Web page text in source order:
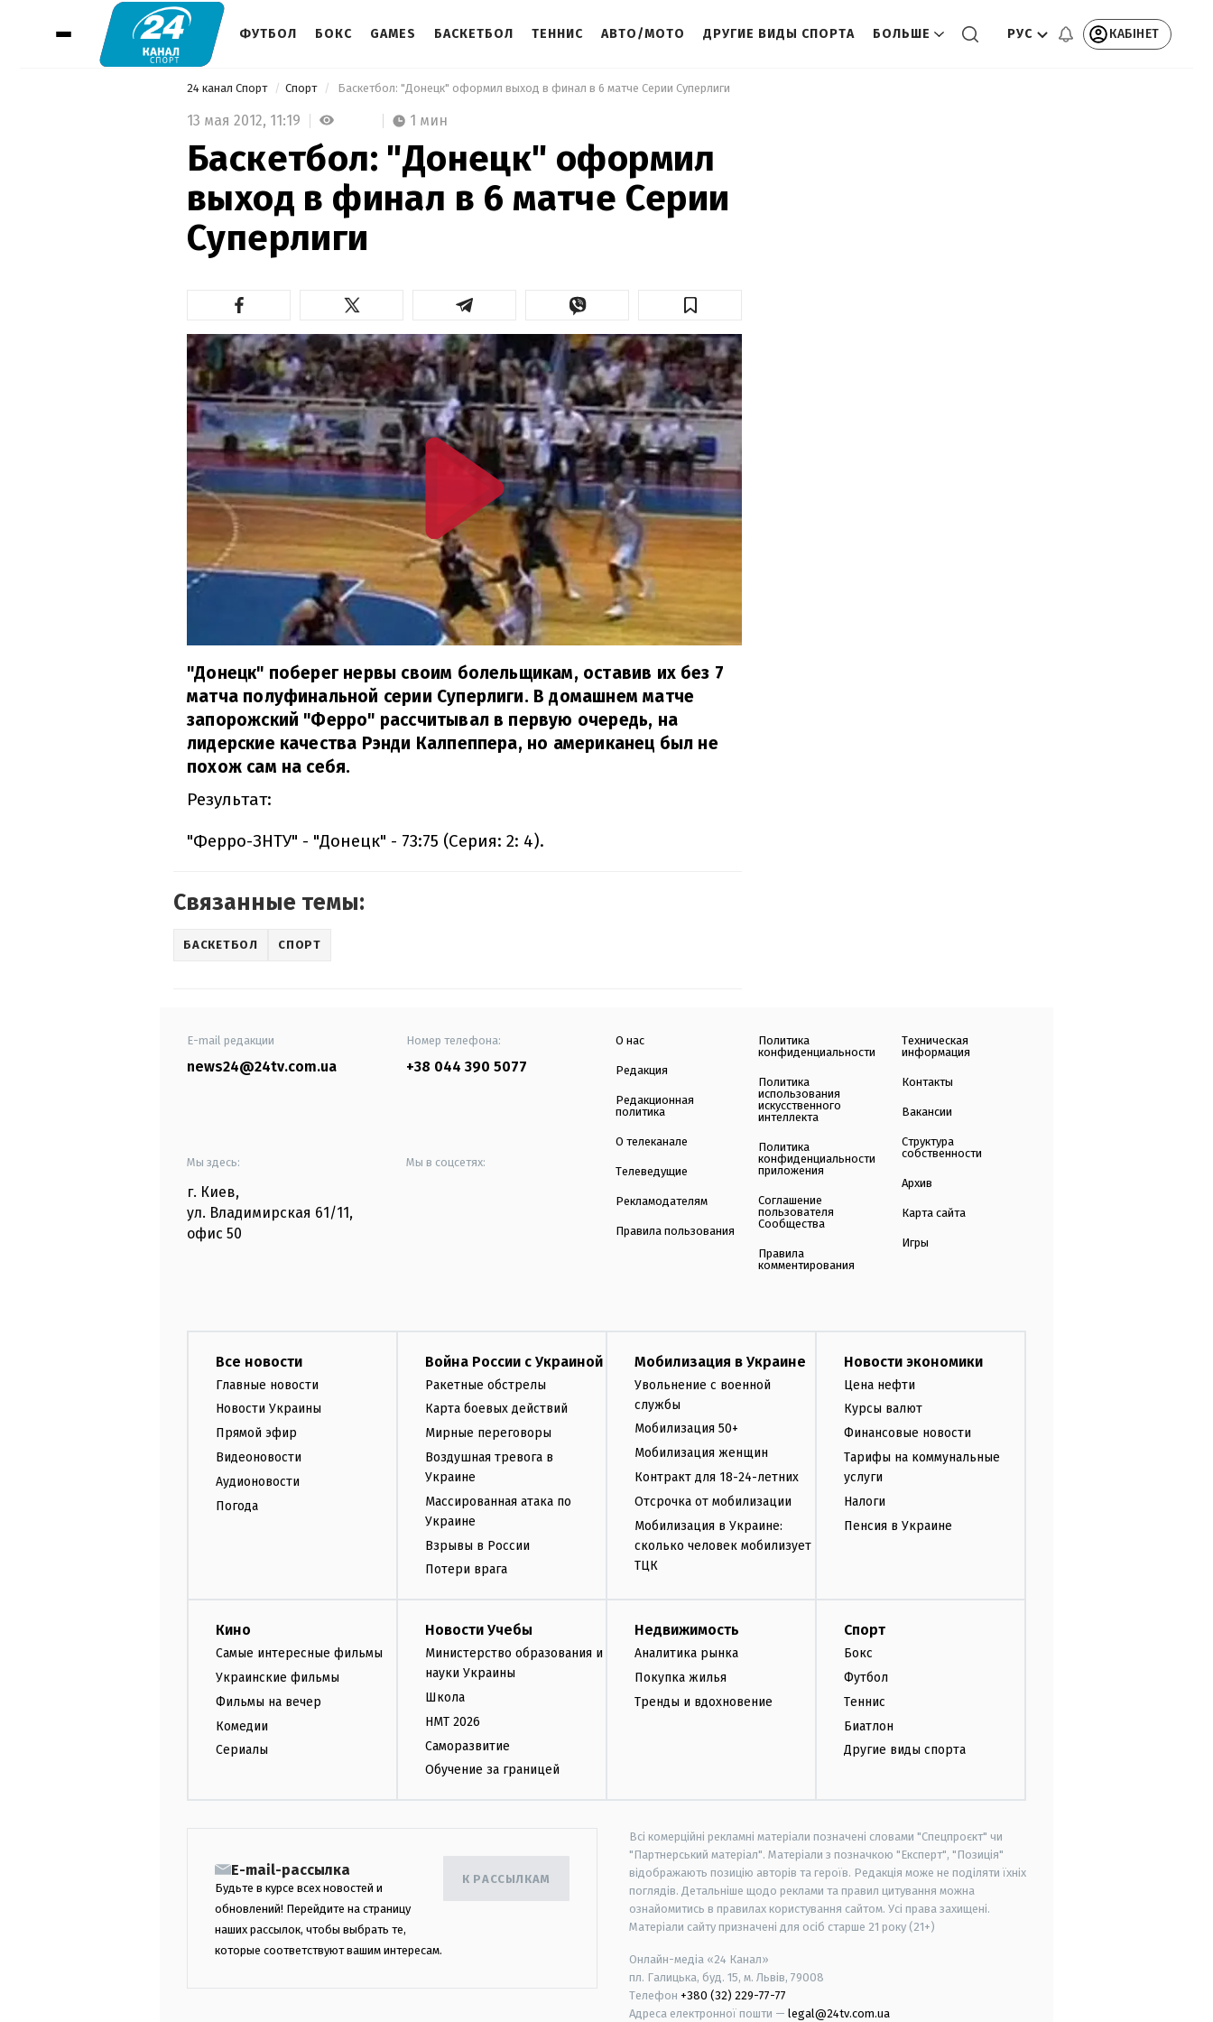
ФУТБОЛ БОКС GAMES БАСКЕТБОЛ ТЕННИС АВТО/МОТО ДРУГИЕ ВИДЫ СПОРТА БОЛЬШЕ РУС КАБІНЕТ
24 канал Спорт Спорт Баскетбол: "Донецк" оформил выход в финал в 6 матче Серии Суперлиги
13 мая 2012, 11:19 1 мин
Баскетбол: "Донецк" оформил
выход в финал в 6 матче Серии
Суперлиги
"Донецк" поберег нервы своим болельщикам, оставив их без 7
матча полуфинальной серии Суперлиги. В домашнем матче
запорожский "Ферро" рассчитывал в первую очередь, на
лидерские качества Рэнди Калпеппера, но американец был не
похож сам на себя.
Результат:
"Ферро-ЗНТУ" - "Донецк" - 73:75 (Серия: 2: 4).
Связанные темы:
БАСКЕТБОЛ СПОРТ
E-mail редакции
news24@24tv.com.ua
Номер телефона:
+38 044 390 5077
Мы здесь:
г. Киев,
ул. Владимирская 61/11,
офис 50
Мы в соцсетях:
О нас
Редакция
Редакционная
политика
О телеканале
Телеведущие
Рекламодателям
Правила пользования
Политика
конфиденциальности
Политика
использования
искусственного
интеллекта
Политика
конфиденциальности
приложения
Соглашение
пользователя
Сообщества
Правила
комментирования
Техническая
информация
Контакты
Вакансии
Структура
собственности
Архив
Карта сайта
Игры
Все новости
Главные новости
Новости Украины
Прямой эфир
Видеоновости
Аудионовости
Погода
Война России с Украиной
Ракетные обстрелы
Карта боевых действий
Мирные переговоры
Воздушная тревога в
Украине
Массированная атака по
Украине
Взрывы в России
Потери врага
Мобилизация в Украине
Увольнение с военной
службы
Мобилизация 50+
Мобилизация женщин
Контракт для 18-24-летних
Отсрочка от мобилизации
Мобилизация в Украине:
сколько человек мобилизует
ТЦК
Новости экономики
Цена нефти
Курсы валют
Финансовые новости
Тарифы на коммунальные
услуги
Налоги
Пенсия в Украине
Кино
Самые интересные фильмы
Украинские фильмы
Фильмы на вечер
Комедии
Сериалы
Новости Учебы
Министерство образования и
науки Украины
Школа
НМТ 2026
Саморазвитие
Обучение за границей
Недвижимость
Аналитика рынка
Покупка жилья
Тренды и вдохновение
Спорт
Бокс
Футбол
Теннис
Биатлон
Другие виды спорта
E-mail-рассылка
Будьте в курсе всех новостей и
обновлений! Перейдите на страницу
наших рассылок, чтобы выбрать те,
которые соответствуют вашим интересам.
К РАССЫЛКАМ
Всі комерційні рекламні матеріали позначені словами "Спецпроєкт" чи
"Партнерський матеріал". Матеріали з позначкою "Експерт", "Позиція"
відображають позицію авторів та героїв. Редакція може не поділяти їхніх
поглядів. Детальніше щодо реклами та правил цитування можна
ознайомитись в правилах користування сайтом. Усі права захищені.
Матеріали сайту призначені для осіб старше 21 року (21+)
Онлайн-медіа «24 Канал»
пл. Галицька, буд. 15, м. Львів, 79008
Телефон +380 (32) 229-77-77
Адреса електронної пошти — legal@24tv.com.ua